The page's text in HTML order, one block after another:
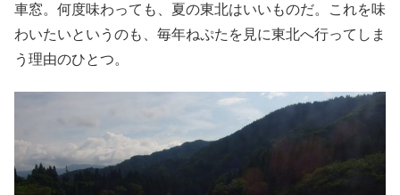
車窓。何度味わっても、夏の東北はいいものだ。これを味
わいたいというのも、毎年ねぷたを見に東北へ行ってしま
う理由のひとつ。